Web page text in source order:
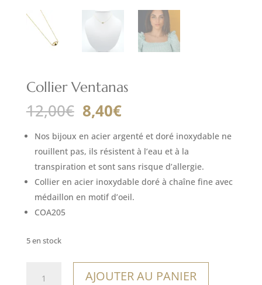
Collier Ventanas
12,00€ Le
prix
initial
était :
12,00€.
8,40€Le
actuel
est :
8,40€.
Nos bijoux en acier argenté et doré inoxydable ne
rouillent pas, ils résistent à l’eau et à la
transpiration et sont sans risque d’allergie.
Collier en acier inoxydable doré à chaîne fine avec
médaillon en motif d’oeil.
COA205
5 en stock
AJOUTER AU PANIER